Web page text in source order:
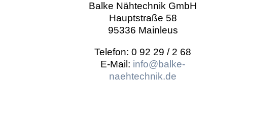
Balke Nähtechnik GmbH
Hauptstraße 58
95336 Mainleus
Telefon: 0 92 29 / 2 68
E-Mail: info@balke-
naehtechnik.de